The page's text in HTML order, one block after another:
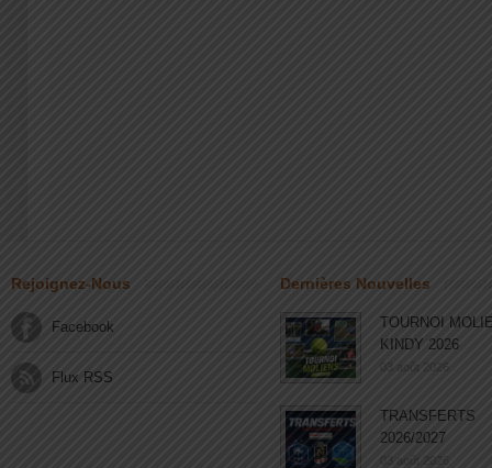
Rejoignez-Nous
Facebook
Flux RSS
Dernières Nouvelles
TOURNOI
KINDY 2026
03 août 2026
TRANSFERTS
2026/2027
03 août 2026